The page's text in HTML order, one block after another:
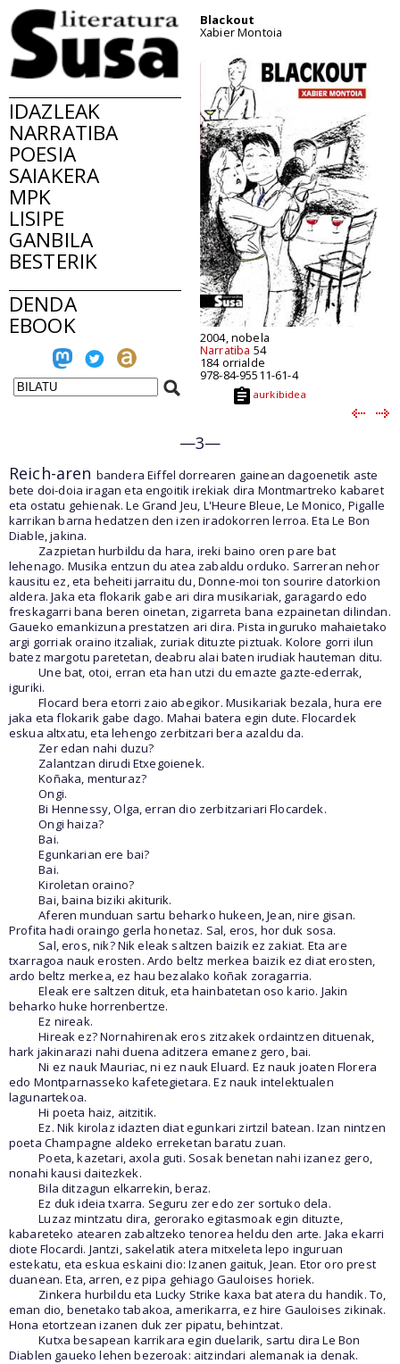
IDAZLEAK
NARRATIBA
POESIA
SAIAKERA
MPK
LISIPE
GANBILA
BESTERIK
DENDA
EBOOK
Blackout
Xabier Montoia
2004, nobela
Narratiba 54
184 orrialde
978-84-95511-61-4
aurkibidea
—3—
Reich-aren bandera Eiffel dorrearen gainean dagoenetik aste
bete doi-doia iragan eta engoitik irekiak dira Montmartreko kabaret
eta ostatu gehienak. Le Grand Jeu, L'Heure Bleue, Le Monico, Pigalle
karrikan barna hedatzen den izen iradokorren lerroa. Eta Le Bon
Diable, jakina.
Zazpietan hurbildu da hara, ireki baino oren pare bat
lehenago. Musika entzun du atea zabaldu orduko. Sarreran nehor
kausitu ez, eta beheiti jarraitu du, Donne-moi ton sourire datorkion
aldera. Jaka eta flokarik gabe ari dira musikariak, garagardo edo
freskagarri bana beren oinetan, zigarreta bana ezpainetan dilindan.
Gaueko emankizuna prestatzen ari dira. Pista inguruko mahaietako
argi gorriak oraino itzaliak, zuriak dituzte piztuak. Kolore gorri ilun
batez margotu paretetan, deabru alai baten irudiak hauteman ditu.
Une bat, otoi, erran eta han utzi du emazte gazte-ederrak,
iguriki.
Flocard bera etorri zaio abegikor. Musikariak bezala, hura ere
jaka eta flokarik gabe dago. Mahai batera egin dute. Flocardek
eskua altxatu, eta lehengo zerbitzari bera azaldu da.
Zer edan nahi duzu?
Zalantzan dirudi Etxegoienek.
Koñaka, menturaz?
Ongi.
Bi Hennessy, Olga, erran dio zerbitzariari Flocardek.
Ongi haiza?
Bai.
Egunkarian ere bai?
Bai.
Kiroletan oraino?
Bai, baina biziki akiturik.
Aferen munduan sartu beharko hukeen, Jean, nire gisan.
Profita hadi oraingo gerla honetaz. Sal, eros, hor duk sosa.
Sal, eros, nik? Nik eleak saltzen baizik ez zakiat. Eta are
txarragoa nauk erosten. Ardo beltz merkea baizik ez diat erosten,
ardo beltz merkea, ez hau bezalako koñak zoragarria.
Eleak ere saltzen dituk, eta hainbatetan oso kario. Jakin
beharko huke horrenbertze.
Ez nireak.
Hireak ez? Nornahirenak eros zitzakek ordaintzen dituenak,
hark jakinarazi nahi duena aditzera emanez gero, bai.
Ni ez nauk Mauriac, ni ez nauk Eluard. Ez nauk joaten Florera
edo Montparnasseko kafetegietara. Ez nauk intelektualen
lagunartekoa.
Hi poeta haiz, aitzitik.
Ez. Nik kirolaz idazten diat egunkari zirtzil batean. Izan nintzen
poeta Champagne aldeko erreketan baratu zuan.
Poeta, kazetari, axola guti. Sosak benetan nahi izanez gero,
nonahi kausi daitezkek.
Bila ditzagun elkarrekin, beraz.
Ez duk ideia txarra. Seguru zer edo zer sortuko dela.
Luzaz mintzatu dira, gerorako egitasmoak egin dituzte,
kabareteko atearen zabaltzeko tenorea heldu den arte. Jaka ekarri
diote Flocardi. Jantzi, sakelatik atera mitxeleta lepo inguruan
estekatu, eta eskua eskaini dio: Izanen gaituk, Jean. Etor oro prest
duanean. Eta, arren, ez pipa gehiago Gauloises horiek.
Zinkera hurbildu eta Lucky Strike kaxa bat atera du handik. To,
eman dio, benetako tabakoa, amerikarra, ez hire Gauloises zikinak.
Hona etortzean izanen duk zer pipatu, behintzat.
Kutxa besapean karrikara egin duelarik, sartu dira Le Bon
Diablen gaueko lehen bezeroak: aitzindari alemanak ia denak.